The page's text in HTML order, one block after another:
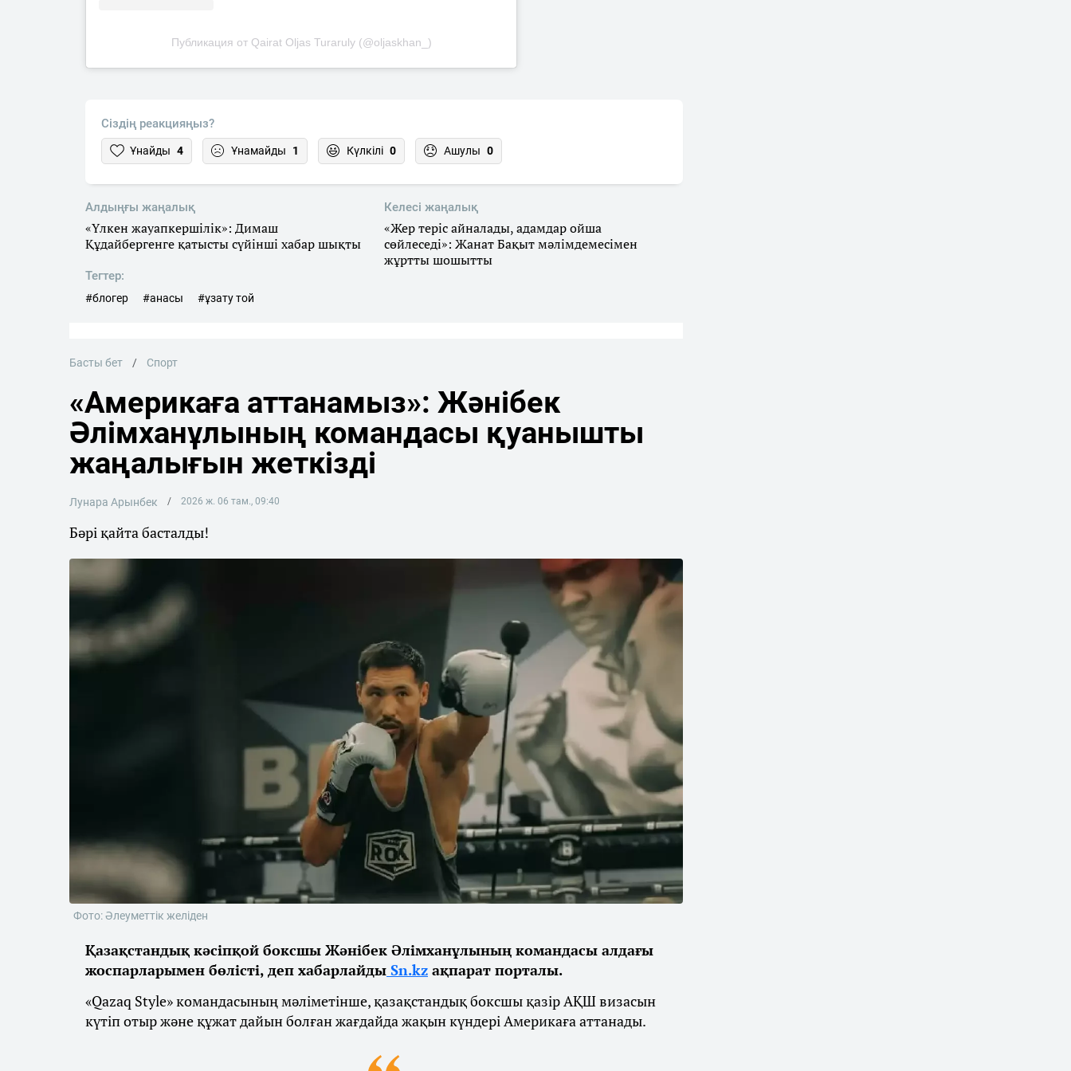
Публикация от Qairat Oljas Turaruly (@oljaskhan_)
Сіздің реакцияңыз?
Ұнайды 4 Ұнамайды 1 Күлкілі 0 Ашулы 0
Алдыңғы жаңалық
«Үлкен жауапкершілік»: Димаш
Құдайбергенге қатысты сүйінші хабар шықты
Келесі жаңалық
«Жер теріс айналады, адамдар ойша
сөйлеседі»: Жанат Бақыт мәлімдемесімен
жұртты шошытты
Тегтер:
#блогер #анасы #ұзату той
Басты бет Спорт
«Америкаға аттанамыз»: Жәнібек
Әлімханұлының командасы қуанышты
жаңалығын жеткізді
Лунара Арынбек 2026 ж. 06 там., 09:40
Бәрі қайта басталды!
Фото: Әлеуметтік желіден
Қазақстандық кәсіпқой боксшы Жәнібек Әлімханұлының командасы алдағы
жоспарларымен бөлісті, деп хабарлайды Sn.kz ақпарат порталы.
«Qazaq Style» командасының мәліметінше, қазақстандық боксшы қазір АҚШ визасын
күтіп отыр және құжат дайын болған жағдайда жақын күндері Америкаға аттанады.